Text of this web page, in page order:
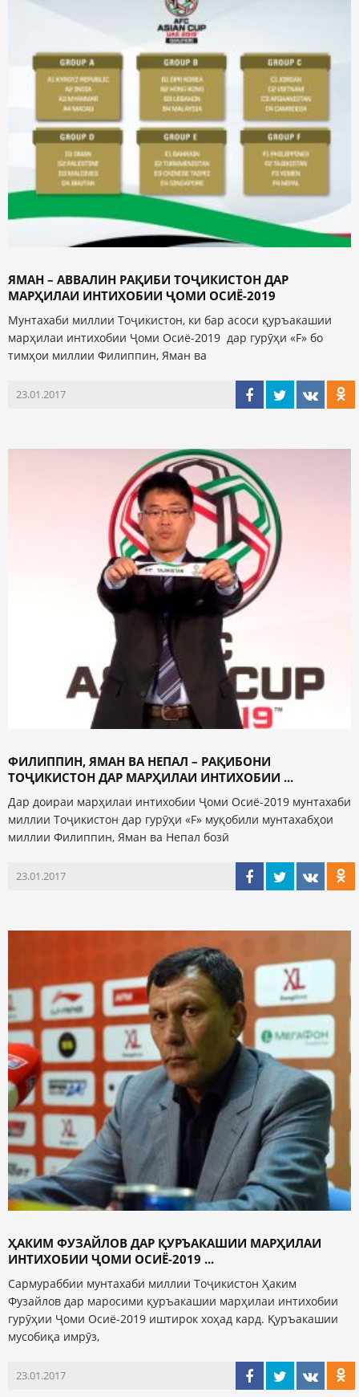
ЯМАН – АВВАЛИН РАҚИБИ ТОҶИКИСТОН ДАР
МАРҲИЛАИ ИНТИХОБИИ ҶОМИ ОСИЁ-2019
Мунтахаби миллии Тоҷикистон, ки бар асоси қуръакашии
марҳилаи интихобии Ҷоми Осиё-2019 дар гурӯҳи «F» бо
тимҳои миллии Филиппин, Яман ва
23.01.2017
ФИЛИППИН, ЯМАН ВА НЕПАЛ – РАҚИБОНИ
ТОҶИКИСТОН ДАР МАРҲИЛАИ ИНТИХОБИИ ...
Дар доираи марҳилаи интихобии Ҷоми Осиё-2019 мунтахаби
миллии Тоҷикистон дар гурӯҳи «F» муқобили мунтахабҳои
миллии Филиппин, Яман ва Непал бозӣ
23.01.2017
ҲАКИМ ФУЗАЙЛОВ ДАР ҚУРЪАКАШИИ МАРҲИЛАИ
ИНТИХОБИИ ҶОМИ ОСИЁ-2019 ...
Сармураббии мунтахаби миллии Тоҷикистон Ҳаким
Фузайлов дар маросими қуръакашии марҳилаи интихобии
гурӯҳии Ҷоми Осиё-2019 иштирок хоҳад кард. Қуръакашии
мусобиқа имрӯз,
23.01.2017